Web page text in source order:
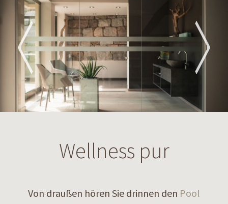
Wellness pur
Von draußen hören Sie drinnen den Pool